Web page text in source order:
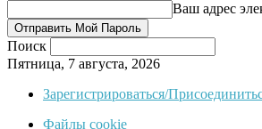
Ваш адрес
Поиск
Пятница, 7 августа, 2026
Зарегистрироваться/
Файлы cookie